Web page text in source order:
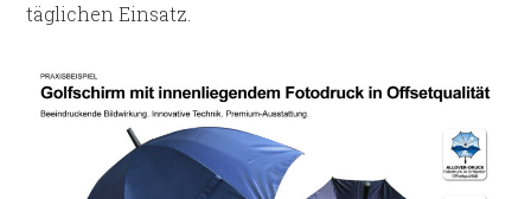
täglichen Einsatz.